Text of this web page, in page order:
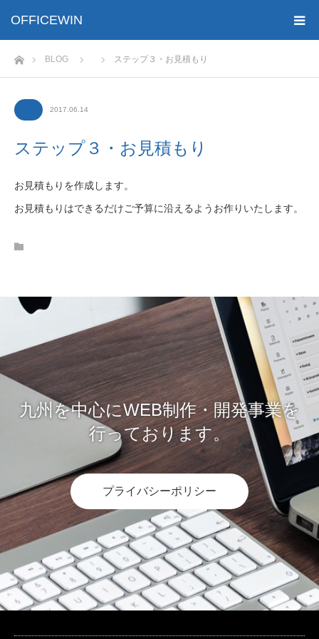
OFFICEWIN
ホームBLOG ステップ３・お見積もり
2017.06.14
ステップ３・お見積もり
お見積もりを作成します。
お見積もりはできるだけご予算に沿えるようお作りいたします。
九州を中心にWEB制作・開発事業を
行っております。
プライバシーポリシー